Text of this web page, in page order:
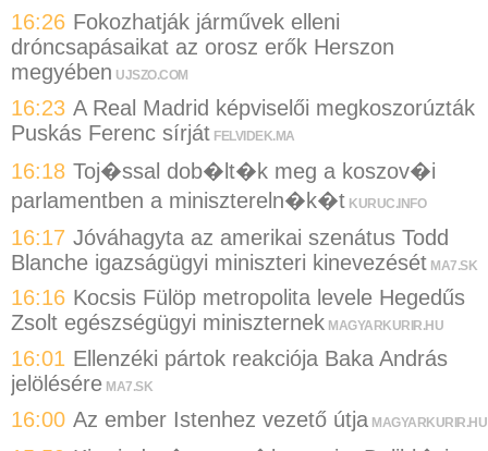
16:26 Fokozhatják járművek elleni
dróncsapásaikat az orosz erők Herszon
megyében UJSZO.COM
16:23 A Real Madrid képviselői megkoszorúzták
Puskás Ferenc sírját FELVIDEK.MA
16:18 Toj�ssal dob�lt�k meg a koszov�i
parlamentben a minisztereln�k�t KURUC.INFO
16:17 Jóváhagyta az amerikai szenátus Todd
Blanche igazságügyi miniszteri kinevezését MA7.SK
16:16 Kocsis Fülöp metropolita levele Hegedűs
Zsolt egészségügyi miniszternek MAGYARKURIR.HU
16:01 Ellenzéki pártok reakciója Baka András
jelölésére MA7.SK
16:00 Az ember Istenhez vezető útja MAGYARKURIR.HU